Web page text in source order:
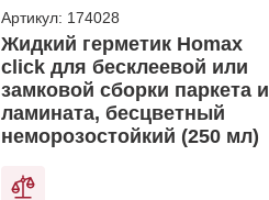
Артикул: 174028
Жидкий герметик Homax
click для бесклеевой или
замковой сборки паркета и
ламината, бесцветный
неморозостойкий (250 мл)